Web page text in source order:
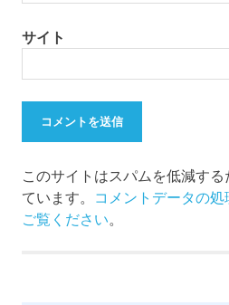
サイト
このサイトはスパムを低減す
ています。 コメントデータの
ご覧ください。